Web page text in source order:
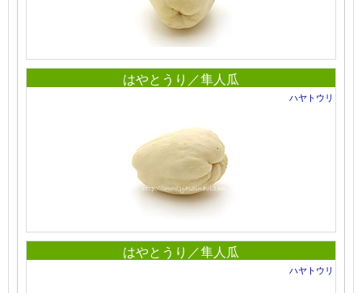
はやとうり／隼人瓜
ハヤトウリ
はやとうり／隼人瓜
ハヤトウリ